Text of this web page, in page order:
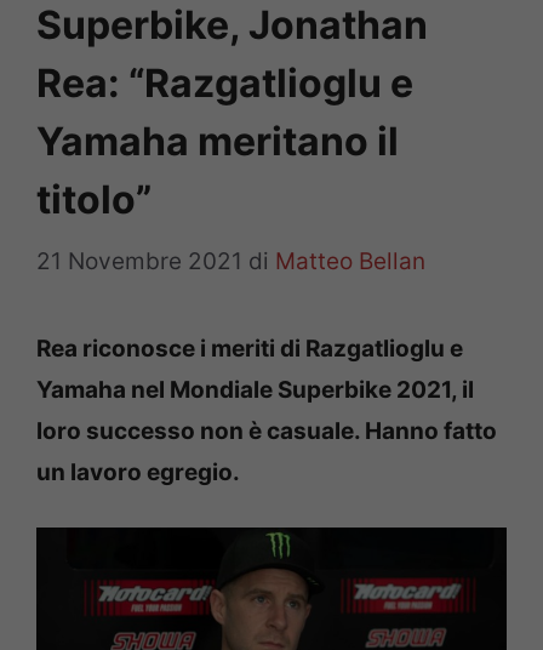
Superbike, Jonathan
Rea: “Razgatlioglu e
Yamaha meritano il
titolo”
21 Novembre 2021 di Matteo Bellan
Rea riconosce i meriti di Razgatlioglu e
Yamaha nel Mondiale Superbike 2021, il
loro successo non è casuale. Hanno fatto
un lavoro egregio.